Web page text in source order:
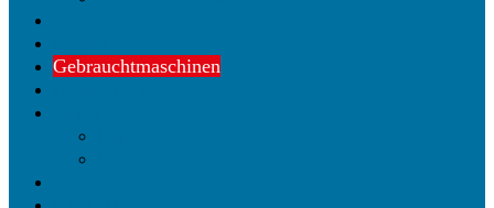
Gebrauchtmaschinen